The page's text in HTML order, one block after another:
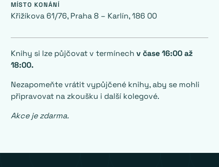
MÍSTO KONÁNÍ
Křižíkova 61/76, Praha 8 – Karlín, 186 00
Knihy si lze půjčovat v termínechv čase 16:00 až
18:00.
Nezapomeňte vrátit vypůjčené knihy, aby se mohli
připravovat na zkoušku i další kolegové.
Akce je zdarma.